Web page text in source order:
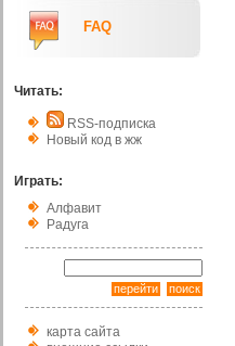
FAQ
Читать:
RSS-подписка
Новый код в жж
Играть:
Алфавит
Радуга
карта сайта